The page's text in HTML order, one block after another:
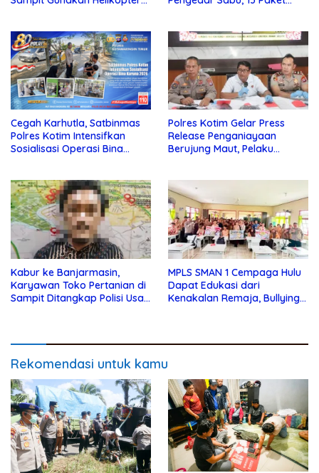
Cegah Karhutla, Satbinmas
Polres Kotim Intensifkan
Sosialisasi Operasi Bina
Polres Kotim Gelar Press
Release Penganiayaan
Berujung Maut, Pelaku
Kabur ke Banjarmasin,
Karyawan Toko Pertanian di
Sampit Ditangkap Polisi Usai
MPLS SMAN 1 Cempaga Hulu
Dapat Edukasi dari
Kenakalan Remaja, Bullying
Rekomendasi untuk kamu